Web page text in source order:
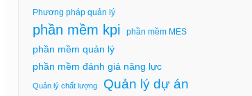
Phương pháp quản lý
phần mềm kpi phần mềm MES
phần mềm quản lý
phần mềm đánh giá năng lực
Quản lý chất lượng Quản lý dự án